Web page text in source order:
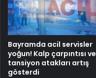
Bayramda acil servisler
yoğun! Kalp çarpıntısı ve
tansiyon atakları artış
gösterdi